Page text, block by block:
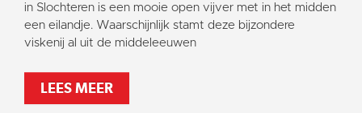
Contact
Vaktaal
in Slochteren is een mooie open vijver met in het midden
een eilandje. Waarschijnlijk stamt deze bijzondere
viskenij al uit de middeleeuwen
LEES MEER